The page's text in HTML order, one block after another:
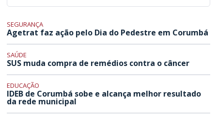
SEGURANÇA
Agetrat faz ação pelo Dia do Pedestre em Corumbá
SAÚDE
SUS muda compra de remédios contra o câncer
EDUCAÇÃO
IDEB de Corumbá sobe e alcança melhor resultado
da rede municipal